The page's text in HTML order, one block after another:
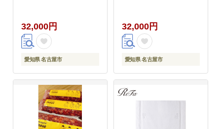
32,000円
愛知県 名古屋市
32,000円
愛知県 名古屋市